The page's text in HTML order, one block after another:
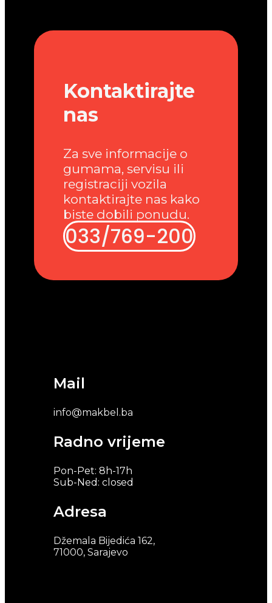
Mail
info@makbel.ba
Radno vrijeme
Pon-Pet: 8h-17h
Sub-Ned: closed
Adresa
Džemala Bijedića 162,
71000, Sarajevo
Kontaktirajte
nas
Za sve informacije o
gumama, servisu ili
registraciji vozila
kontaktirajte nas kako
biste dobili ponudu.
033/769-200